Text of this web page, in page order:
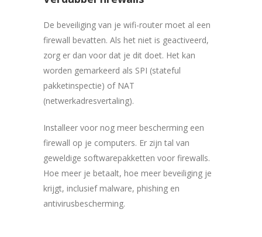
De beveiliging van je wifi-router moet al een
firewall bevatten. Als het niet is geactiveerd,
zorg er dan voor dat je dit doet. Het kan
worden gemarkeerd als SPI (stateful
pakketinspectie) of NAT
(netwerkadresvertaling).
Installeer voor nog meer bescherming een
firewall op je computers. Er zijn tal van
geweldige softwarepakketten voor firewalls.
Hoe meer je betaalt, hoe meer beveiliging je
krijgt, inclusief malware, phishing en
antivirusbescherming.